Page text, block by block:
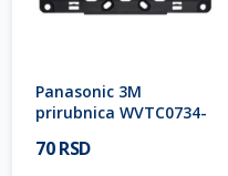
Panasonic 3M
prirubnica WVTC0734-
70 RSD